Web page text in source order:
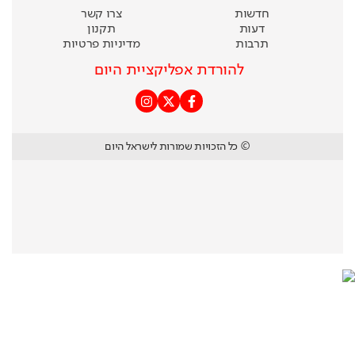
חדשות
דעות
תרבות
צרו קשר
תקנון
מדיניות פרטיות
להורדת אפליקציית היום
© כל הזכויות שמורות לישראל היום